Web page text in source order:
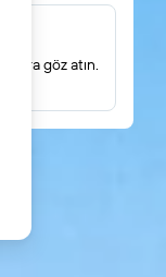
göz atın.